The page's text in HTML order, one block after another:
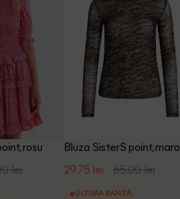
rosu
lei
Bluza SisterS point, maro
29.75 lei 65.00 lei
ULTIMA ȘANSĂ